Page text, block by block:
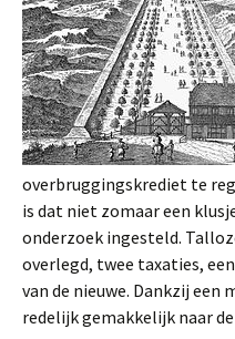
overbruggingskrediet te
is dat niet zomaar een
onderzoek ingesteld.
overlegd, twee taxaties,
van de nieuwe. Dankzij een
redelijk gemakkelijk naar